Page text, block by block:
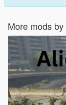
More mods by